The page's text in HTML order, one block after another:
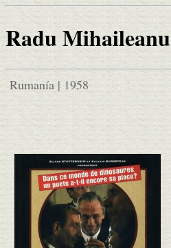
Radu Mihaileanu
Rumanía | 1958